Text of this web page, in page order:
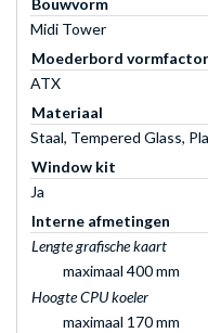
Bouwvorm
Midi Tower
Moederbord vormfactor
ATX
Materiaal
Staal, Tempered Glass,
Window kit
Ja
Interne afmetingen
Lengte grafische kaart
maximaal 400 mm
Hoogte CPU koeler
maximaal 170 mm